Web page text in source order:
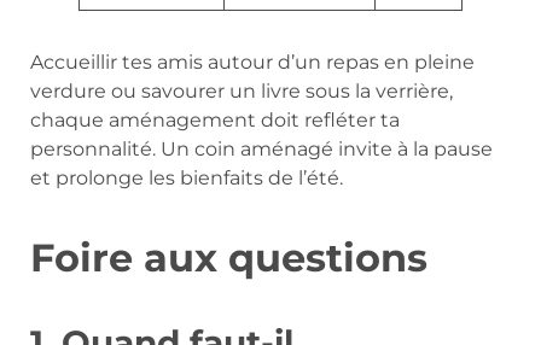
Accueillir tes amis autour d’un repas en pleine
verdure ou savourer un livre sous la verrière,
chaque aménagement doit refléter ta
personnalité. Un coin aménagé invite à la pause
et prolonge les bienfaits de l’été.
Foire aux questions